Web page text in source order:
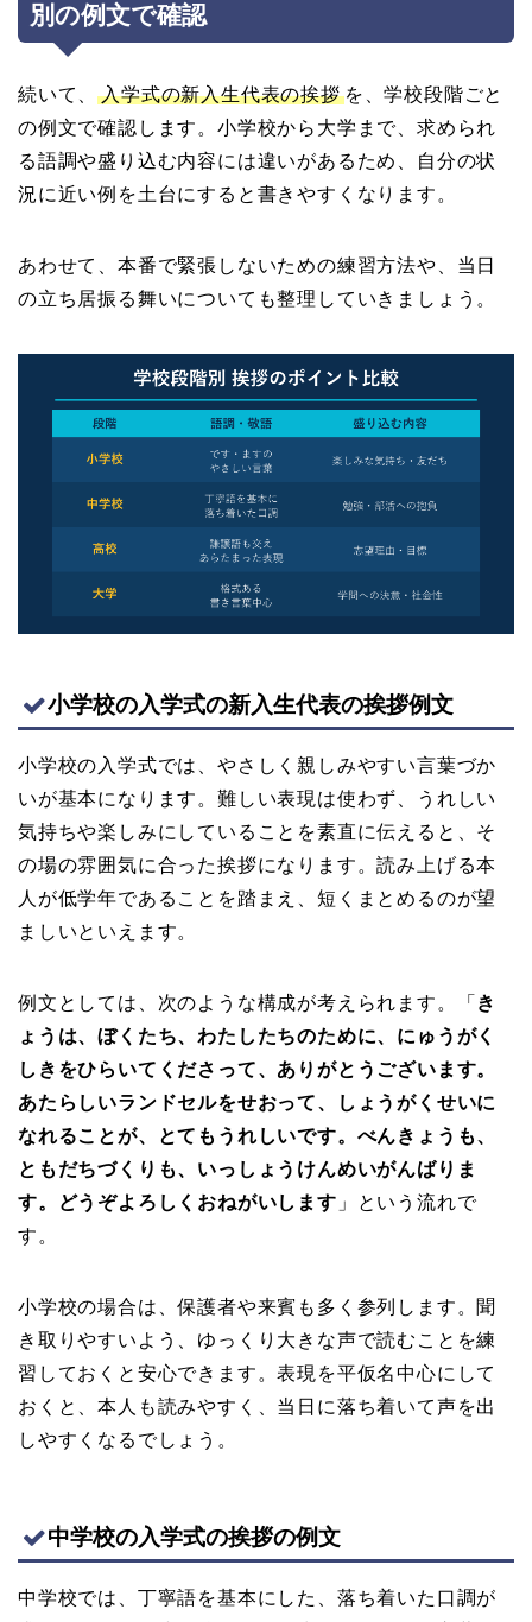
別の例文で確認
続いて、入学式の新入生代表の挨拶を、学校段階ごと
の例文で確認します。小学校から大学まで、求められ
る語調や盛り込む内容には違いがあるため、自分の状
況に近い例を土台にすると書きやすくなります。
あわせて、本番で緊張しないための練習方法や、当日
の立ち居振る舞いについても整理していきましょう。
小学校の入学式の新入生代表の挨拶例文
小学校の入学式では、やさしく親しみやすい言葉づか
いが基本になります。難しい表現は使わず、うれしい
気持ちや楽しみにしていることを素直に伝えると、そ
の場の雰囲気に合った挨拶になります。読み上げる本
人が低学年であることを踏まえ、短くまとめるのが望
ましいといえます。
例文としては、次のような構成が考えられます。「 き
ょうは、ぼくたち、わたしたちのために、にゅうがく
しきをひらいてくださって、ありがとうございます。
あたらしいランドセルをせおって、しょうがくせいに
なれることが、とてもうれしいです。べんきょうも、
ともだちづくりも、いっしょうけんめいがんばりま
す。どうぞよろしくおねがいします 」という流れで
す。
小学校の場合は、保護者や来賓も多く参列します。聞
き取りやすいよう、ゆっくり大きな声で読むことを練
習しておくと安心できます。表現を平仮名中心にして
おくと、本人も読みやすく、当日に落ち着いて声を出
しやすくなるでしょう。
中学校の入学式の挨拶の例文
中学校では、丁寧語を基本にした、落ち着いた口調が